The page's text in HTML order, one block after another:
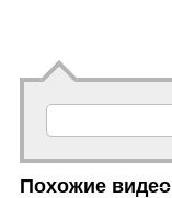
Похожие видео